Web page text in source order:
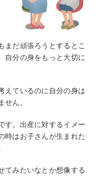
まだ頑張ろうとするとこ
自分の身をもっと大切に
えているのに自分の身は
ん。
す。出産に対するイメー
時はお子さんが生まれた
てみたいなとか想像する